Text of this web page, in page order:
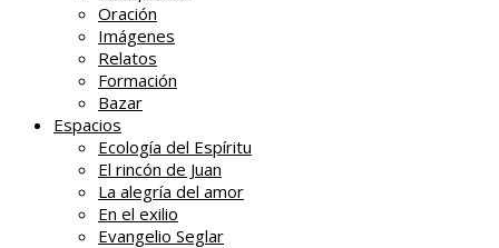
Oración
Imágenes
Relatos
Formación
Bazar
Espacios
Ecología del Espíritu
El rincón de Juan
La alegría del amor
En el exilio
Evangelio Seglar